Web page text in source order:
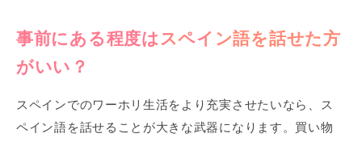
事前にある程度はスペイン語を話せた方
がいい？
スペインでのワーホリ生活をより充実させたいなら、ス
ペイン語を話せることが大きな武器になります。買い物